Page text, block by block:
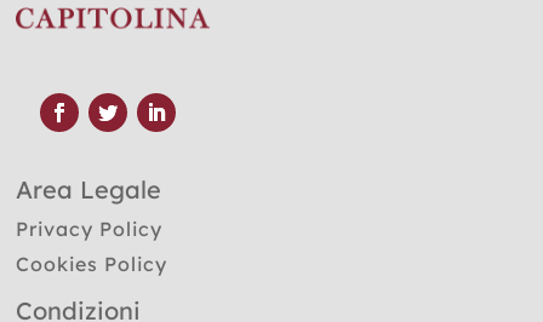
Area Legale
Privacy Policy
Cookies Policy
Condizioni